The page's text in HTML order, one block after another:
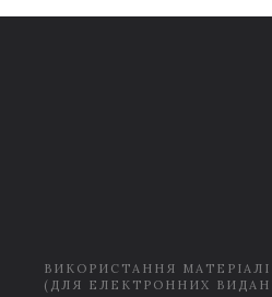
ВИКОРИСТАННЯ
(ДЛЯ ЕЛЕКТРОННИХ